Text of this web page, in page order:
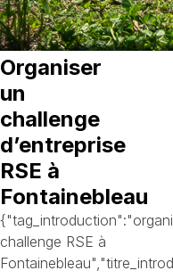
Organiser
un
challenge
d’entreprise
RSE à
Fontainebleau
challenge RSE à